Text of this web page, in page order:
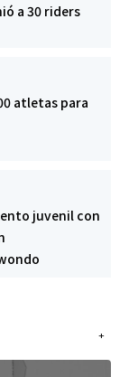
a 30 riders
atletas para
juvenil con
+